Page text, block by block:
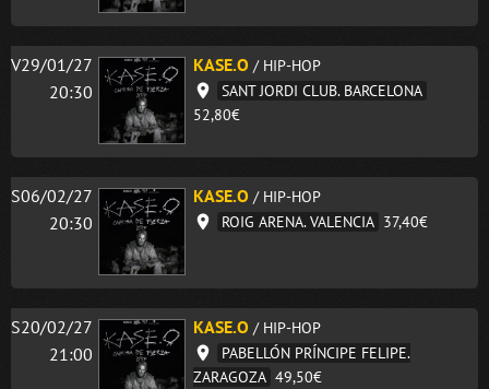
V29/01/27
20:30
KASE.O / HIP-HOP
SANT JORDI CLUB. BARCELONA
52,80€
S06/02/27
20:30
KASE.O / HIP-HOP
ROIG ARENA. VALENCIA 37,40€
S20/02/27
21:00
KASE.O / HIP-HOP
PABELLÓN PRÍNCIPE FELIPE.
ZARAGOZA 49,50€